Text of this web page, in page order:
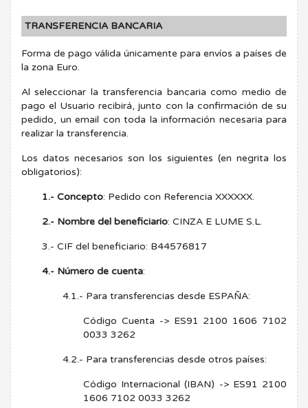
TRANSFERENCIA BANCARIA
Forma de pago válida únicamente para envíos a países de
la zona Euro.
Al seleccionar la transferencia bancaria como medio de
pago el Usuario recibirá, junto con la confirmación de su
pedido, un email con toda la información necesaria para
realizar la transferencia.
Los datos necesarios son los siguientes (en negrita los
obligatorios):
1.- Concepto: Pedido con Referencia XXXXXX.
2.- Nombre del beneficiario: CINZA E LUME S.L.
3.- CIF del beneficiario: B44576817
4.- Número de cuenta:
4.1.- Para transferencias desde ESPAÑA:
Código Cuenta -> ES91 2100 1606 7102
0033 3262
4.2.- Para transferencias desde otros países:
Código Internacional (IBAN) -> ES91 2100
1606 7102 0033 3262